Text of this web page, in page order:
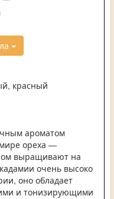
красный
ароматом
ореха —
выращивают на
очень высоко
оно обладает
и тонизирующими